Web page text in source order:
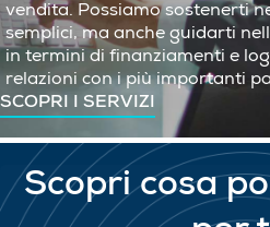
vendita. Possiamo sostenerti
semplici, ma anche guidarti
in termini di finanziamenti e
relazioni con i più importanti
SCOPRI I SERVIZI
Scopri cosa